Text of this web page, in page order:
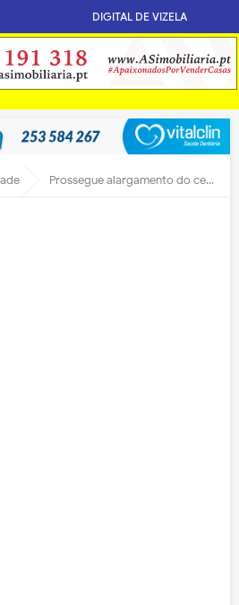
DIGITAL DE VIZELA
Prossegue alargamento do cemitério de S. Miguel